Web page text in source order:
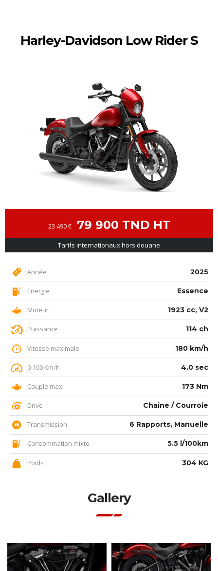
Harley-Davidson Low Rider S
79 900 TND HT
23 490 €
Tarifs internationaux hors douane
Année 2025
Energie Essence
Moteur 1923 cc, V2
Puissance 114 ch
Vitesse maximale 180 km/h
0-100 Km/h 4.0 sec
Couple maxi 173 Nm
Drive Chaîne / Courroie
Transmission 6 Rapports, Manuelle
Consommation mixte 5.5 l/100km
Poids 304 KG
Gallery